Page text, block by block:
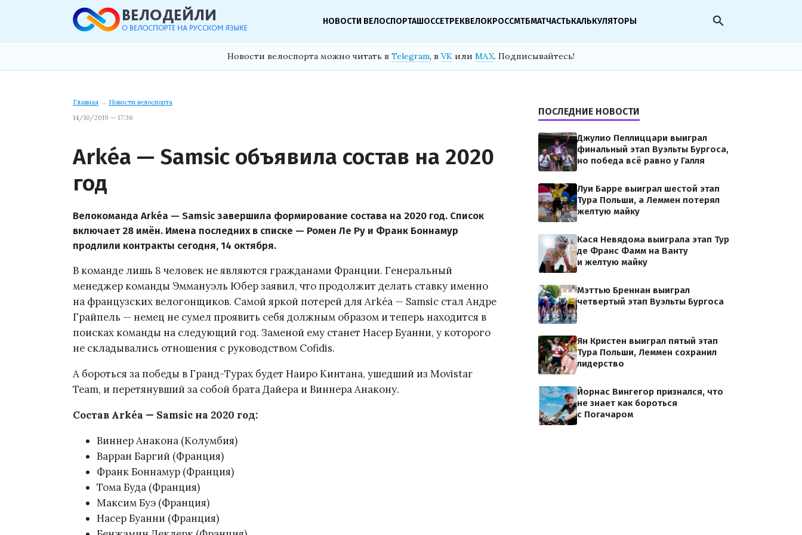
НОВОСТИ ВЕЛОСПОРТАШОССЕТРЕКВЕЛОКРОССМТБМАТЧАСТЬКАЛЬКУЛЯТОРЫ search
Новости велоспорта можно читать в Telegram, в VK или MAX. Подписывайтесь!
Главная → Новости велоспорта
14/10/2019 — 17:36
Arkéa — Samsic объявила состав на 2020
год
Велокоманда Arkéa — Samsic завершила формирование состава на 2020 год. Список
включает 28 имён. Имена последних в списке — Ромен Ле Ру и Франк Боннамур
продлили контракты сегодня, 14 октября.
В команде лишь 8 человек не являются гражданами Франции. Генеральный
менеджер команды Эммануэль Юбер заявил, что продолжит делать ставку именно
на французских велогонщиков. Самой яркой потерей для Arkéa — Samsic стал Андре
Грайпель — немец не сумел проявить себя должным образом и теперь находится в
поисках команды на следующий год. Заменой ему станет Насер Буанни, у которого
не складывались отношения с руководством Cofidis.
А бороться за победы в Гранд-Турах будет Наиро Кинтана, ушедший из Movistar
Team, и перетянувший за собой брата Дайера и Виннера Анакону.
Состав Arkéa — Samsic на 2020 год:
Виннер Анакона (Колумбия)
Варран Баргий (Франция)
Франк Боннамур (Франция)
Тома Буда (Франция)
Максим Буэ (Франция)
Насер Буанни (Франция)
ПОСЛЕДНИЕ НОВОСТИ
Джулио Пеллиццари выиграл
финальный этап Вуэльты Бургоса,
но победа всё равно у Галля
Луи Барре выиграл шестой этап
Тура Польши, а Леммен потерял
желтую майку
Кася Невядома выиграла этап Тур
де Франс Фамм на Ванту
и желтую майку
Мэттью Бреннан выиграл
четвертый этап Вуэльты Бургоса
Ян Кристен выиграл пятый этап
Тура Польши, Леммен сохранил
лидерство
Йорнас Вингегор признался, что
не знает как бороться
с Погачаром